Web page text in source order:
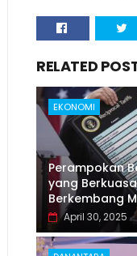
RELATED
EKONOMI
Perampokan
yang
Berkembang
April 30, 2025